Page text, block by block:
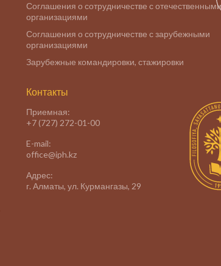
Соглашения о сотрудничестве с отечественными
организациями
Соглашения о сотрудничестве с зарубежными
организациями
Зарубежные командировки, стажировки
Контакты
Приемная:
+7 (727) 272-01-00
E-mail:
office@iph.kz
Адрес:
г. Алматы, ул. Курмангазы, 29